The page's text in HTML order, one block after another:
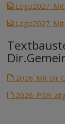
2026_Mit Dir